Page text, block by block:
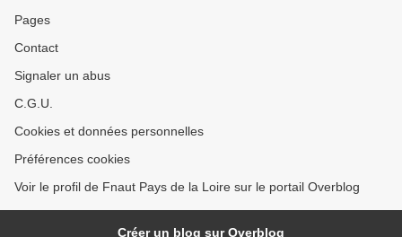
Pages
Contact
Signaler un abus
C.G.U.
Cookies et données personnelles
Préférences cookies
Voir le profil de Fnaut Pays de la Loire sur le portail Overblog
Créer un blog sur Overblog